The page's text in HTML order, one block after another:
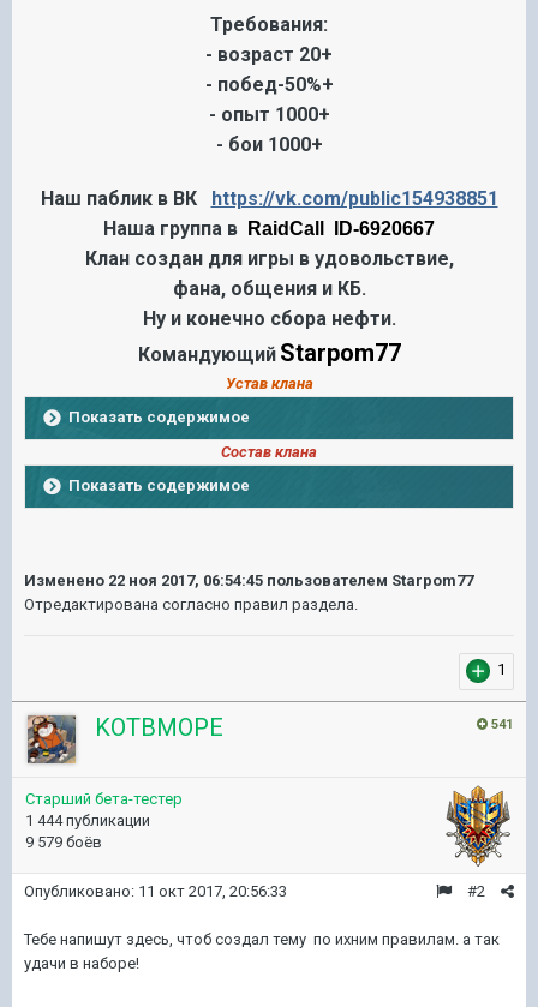
Требования:
- возраст 20+
- побед-50%+
- опыт 1000+
- бои 1000+
Наш паблик в ВК https://vk.com/public154938851
Наша группа в
RaidCall ID-6920667
Клан создан для игры в удовольствие,
фана, общения и КБ.
Ну и конечно сбора нефти.
Командующий Starpom77
Устав клана
Показать содержимое
Состав клана
Показать содержимое
Изменено 22 ноя 2017, 06:54:45 пользователем Starpom77
Отредактирована согласно правил раздела.
1
541
KOTBMOPE
Старший бета-тестер
1 444 публикации
9 579 боёв
#2
Опубликовано: 11 окт 2017, 20:56:33
Тебе напишут здесь, чтоб создал тему по ихним правилам. а так
удачи в наборе!